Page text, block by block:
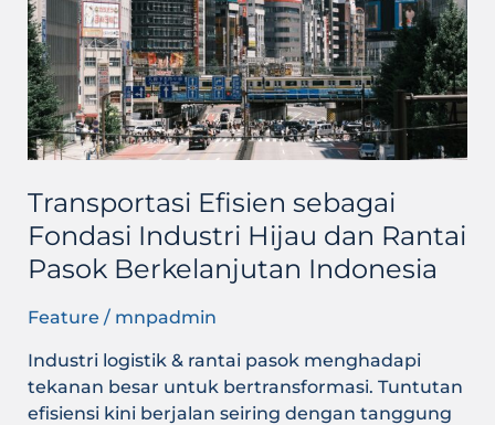
Transportasi Efisien sebagai
Fondasi Industri Hijau dan Rantai
Pasok Berkelanjutan Indonesia
Feature / mnpadmin
Industri logistik & rantai pasok menghadapi
tekanan besar untuk bertransformasi. Tuntutan
efisiensi kini berjalan seiring dengan tanggung
Hijau
dan
Rantai
Pasok
Berkelanjutan
Indonesia